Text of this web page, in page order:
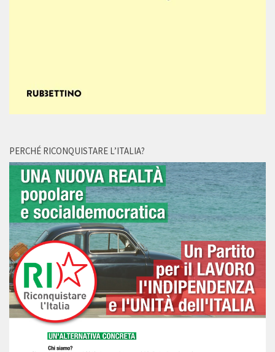
PERCHÉ RICONQUISTARE L’ITALIA?